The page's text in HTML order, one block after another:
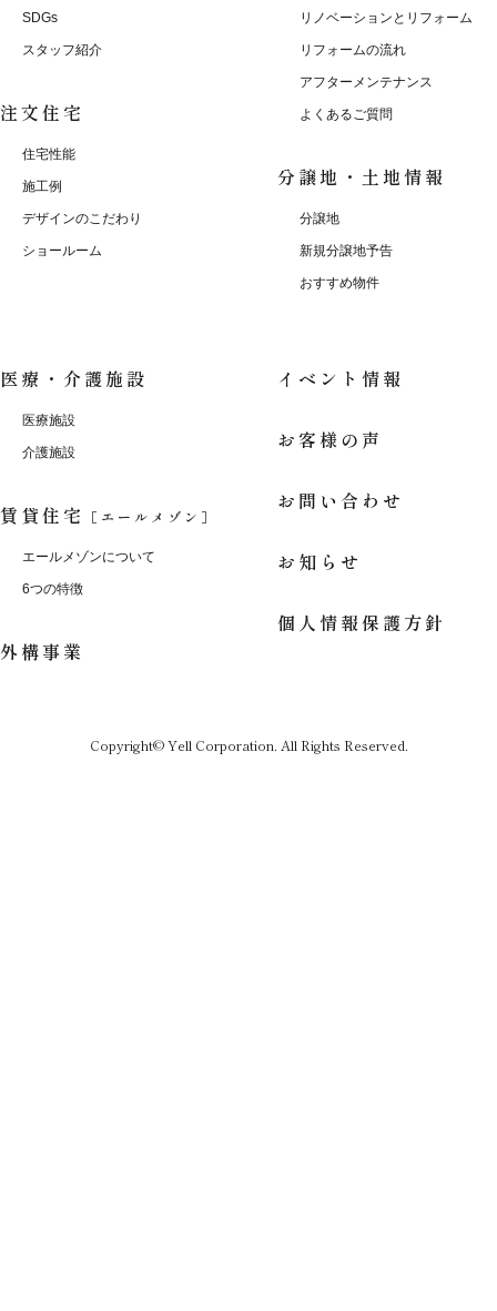
SDGs
スタッフ紹介
注文住宅
住宅性能
施工例
デザインのこだわり
ショールーム
リノベーションとリフォーム
リフォームの流れ
アフターメンテナンス
よくあるご質問
分譲地・土地情報
分譲地
新規分譲地予告
おすすめ物件
医療・介護施設
医療施設
介護施設
賃貸住宅 ［エールメゾン］
エールメゾンについて
6つの特徴
外構事業
イベント情報
お客様の声
お問い合わせ
お知らせ
個人情報保護方針
Copyright© Yell Corporation. All Rights Reserved.